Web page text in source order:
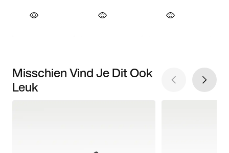
Misschien Vind Je Dit Ook
Leuk